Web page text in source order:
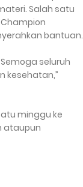
Salah satu
bantuan.
seluruh
kesehatan,”
minggu ke
ataupun